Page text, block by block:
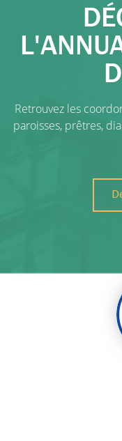
Retrouvez les
paroisses, prêtres,